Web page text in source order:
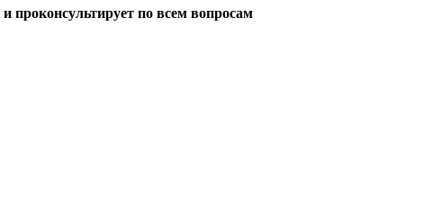
и проконсультирует по всем вопросам